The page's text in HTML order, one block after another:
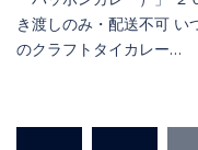
き渡しのみ・配送不可 い
のクラフトタイカレー…